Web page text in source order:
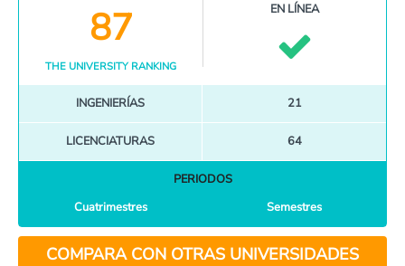
87
THE UNIVERSITY RANKING
EN LÍNEA
INGENIERÍAS 21
LICENCIATURAS 64
PERIODOS
Cuatrimestres
Semestres
COMPARA CON OTRAS UNIVERSIDADES